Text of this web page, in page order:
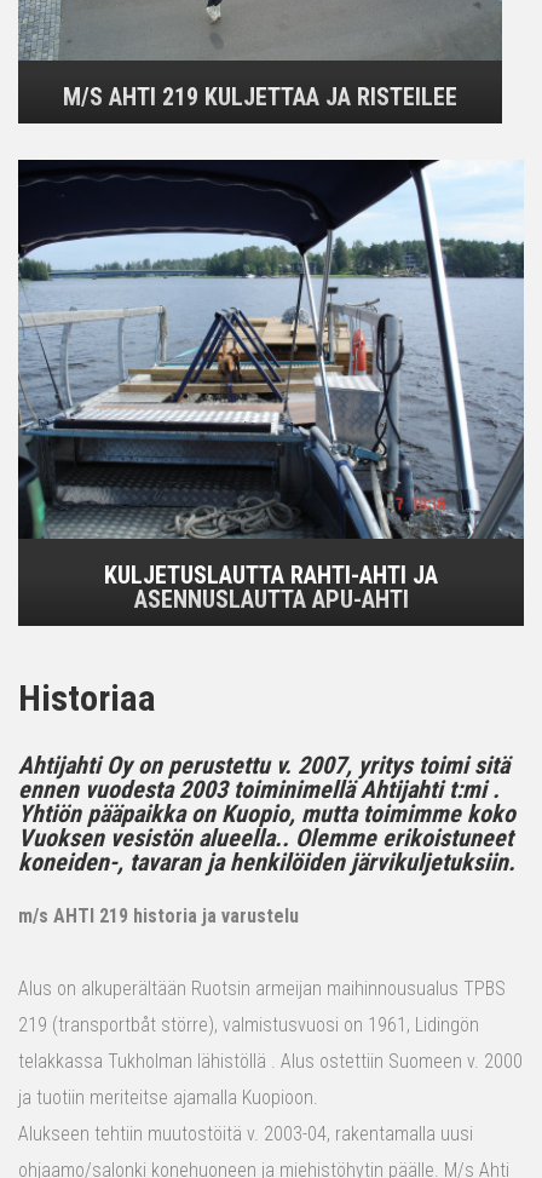
M/S AHTI 219 KULJETTAA JA RISTEILEE
KULJETUSLAUTTA RAHTI-AHTI JA
ASENNUSLAUTTA APU-AHTI
Historiaa
Ahtijahti Oy on perustettu v. 2007, yritys toimi sitä
ennen vuodesta 2003 toiminimellä Ahtijahti t:mi .
Yhtiön pääpaikka on Kuopio, mutta toimimme koko
Vuoksen vesistön alueella.. Olemme erikoistuneet
koneiden-, tavaran ja henkilöiden järvikuljetuksiin.
m/s AHTI 219 historia ja varustelu
Alus on alkuperältään Ruotsin armeijan maihinnousualus TPBS
219 (transportbåt större), valmistusvuosi on 1961, Lidingön
telakkassa Tukholman lähistöllä . Alus ostettiin Suomeen v. 2000
ja tuotiin meriteitse ajamalla Kuopioon.
Alukseen tehtiin muutostöitä v. 2003-04, rakentamalla uusi
ohjaamo/salonki konehuoneen ja miehistöhytin päälle. M/s Ahti